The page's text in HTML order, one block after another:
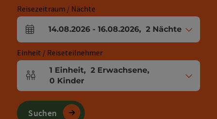
Reisezeitraum / Nächte
An- und Abreisefelder
14.08.2026 - 16.08.2026, 2 Nächte
Einheit / Reiseteilnehmer
Einheitenanzahl und Personenfelder
1 Einheit, 2 Erwachsene,
0 Kinder
Suchen